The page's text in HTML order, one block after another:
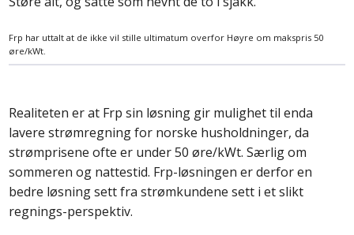
Frp har uttalt at de ikke vil stille ultimatum overfor Høyre om makspris 50
øre/kWt.
Realiteten er at Frp sin løsning gir mulighet til enda
lavere strømregning for norske husholdninger, da
strømprisene ofte er under 50 øre/kWt. Særlig om
sommeren og nattestid. Frp-løsningen er derfor en
bedre løsning sett fra strømkundene sett i et slikt
regnings-perspektiv.